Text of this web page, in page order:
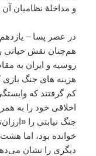
و مداخلۀ نظامیان
در عصر پسا – یازدهم
هم‌چنان نقش حیاتی
روسیه و ایران به
هزینه های جنگ بازی
کم گرفتند که
اخلاقی خود را به
جنگ نیابتی را
خوانده بود، اما
دیگری را نشان